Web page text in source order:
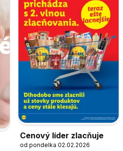
Cenový líder zlacňuje
od pondelka 02.02.2026